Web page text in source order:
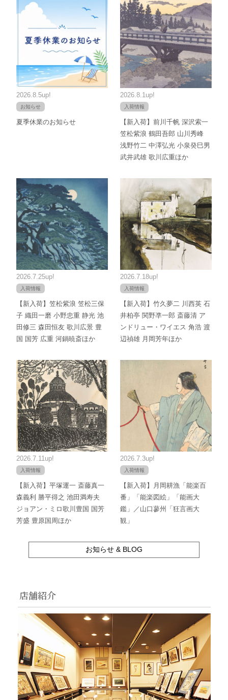
2026.8.5up!
お知らせ
夏季休業のお知らせ
2026.8.1up!
入荷情報
【新入荷】前川千帆 深沢索一
笠松紫浪 鶴田吾郎 山川秀峰
浅野竹二 中澤弘光 小泉癸巳男
武井武雄 歌川広重ほか
2026.7.25up!
入荷情報
【新入荷】笠松紫浪 笠松三保
子 織田一磨 小野忠重 静光 池
田修三 森田恒友 歌川広景 豊
国 国芳 広重 河鍋暁斎ほか
2026.7.18up!
入荷情報
【新入荷】竹久夢二 川西英 石
井柏亭 関野凖一郎 斎藤清 ア
ンドリュー・ワイエス 角浩 渡
辺禎雄 月岡芳年ほか
2026.7.11up!
入荷情報
【新入荷】平塚運一 斎藤真一
森義利 勝平得之 池田満寿夫
ジョアン・ミロ歌川豊国 国芳
芳盛 豊原国周ほか
2026.7.3up!
入荷情報
【新入荷】月岡耕漁「能楽百
番」「能楽図絵」「能画大
鑑」／山口蓼州「狂言画大
観」
お知らせ & BLOG
店舗紹介